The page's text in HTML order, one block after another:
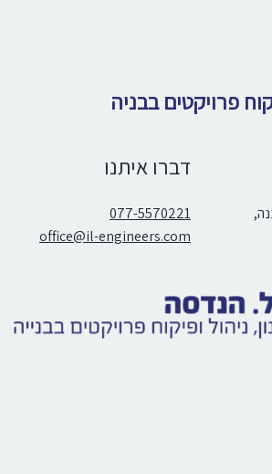
פרויקטים בבניה
דברו איתנו
077-5570221
office@il-engineers.com